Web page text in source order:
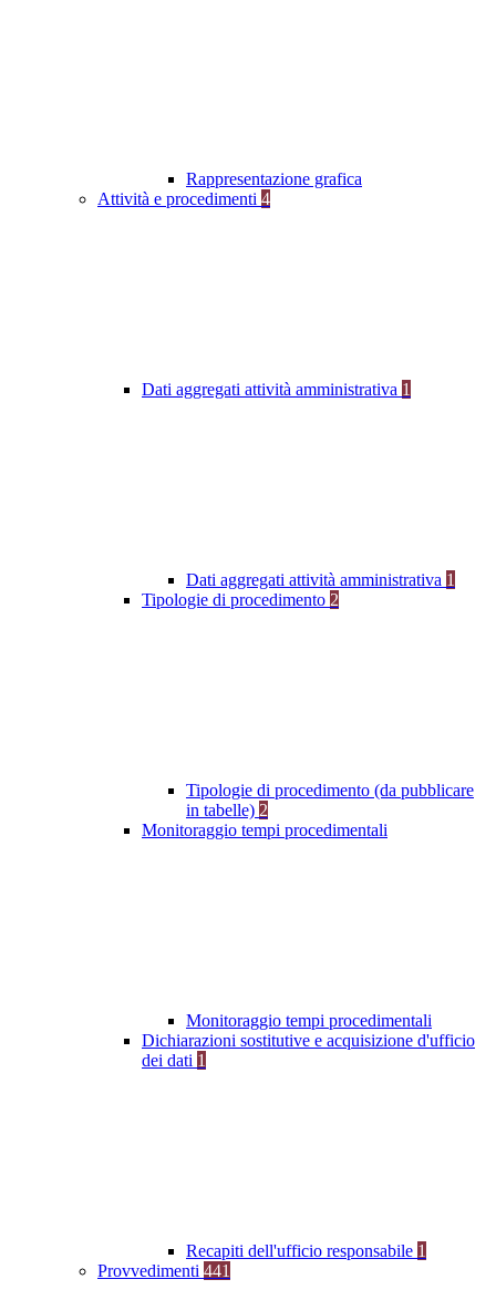
Rappresentazione grafica
Attività e procedimenti 4
Dati aggregati attività amministrativa 1
Dati aggregati attività amministrativa 1
Tipologie di procedimento 2
Tipologie di procedimento (da pubblicare
in tabelle) 2
Monitoraggio tempi procedimentali
Monitoraggio tempi procedimentali
Dichiarazioni sostitutive e acquisizione d'ufficio
dei dati 1
Recapiti dell'ufficio responsabile 1
Provvedimenti 441